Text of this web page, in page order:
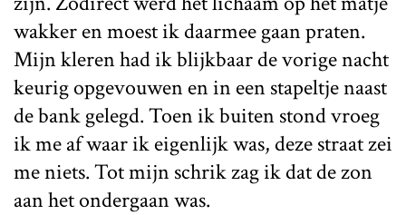
wakker en moest ik daarmee gaan praten.
Mijn kleren had ik blijkbaar de vorige nacht
keurig opgevouwen en in een stapeltje naast
de bank gelegd. Toen ik buiten stond vroeg
ik me af waar ik eigenlijk was, deze straat zei
me niets. Tot mijn schrik zag ik dat de zon
aan het ondergaan was.